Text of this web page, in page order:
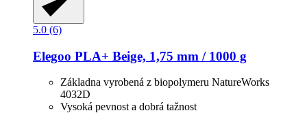
5.0 (6)
Elegoo PLA+ Beige, 1,75 mm / 1000 g
Základna vyrobená z biopolymeru NatureWorks
4032D
Vysoká pevnost a dobrá tažnost